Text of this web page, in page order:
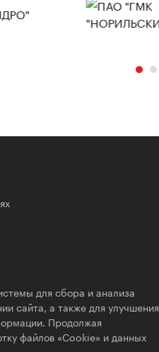
для сбора и анализа
сайта, а также для улучшения
Продолжая
файлов «Cookie» и данных